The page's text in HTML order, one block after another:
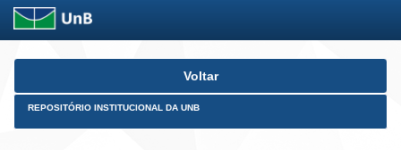
Skip
Voltar
REPOSITÓRIO INSTITUCIONAL DA UNB